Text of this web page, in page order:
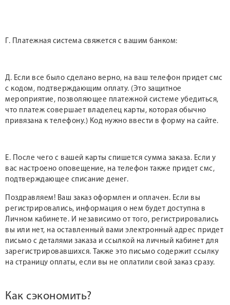
Г. Платежная система свяжется с вашим банком:
Д. Если все было сделано верно, на ваш телефон придет смс
с кодом, подтверждающим оплату. (Это защитное
мероприятие, позволяющее платежной системе убедиться,
что платеж совершает владелец карты, которая обычно
привязана к телефону.) Код нужно ввести в форму на сайте.
Е. После чего с вашей карты спишется сумма заказа. Если у
вас настроено оповещение, на телефон также придет смс,
подтверждающее списание денег.
Поздравляем! Ваш заказ оформлен и оплачен. Если вы
регистрировались, информация о нем будет доступна в
Личном кабинете. И независимо от того, регистрировались
вы или нет, на оставленный вами электронный адрес придет
письмо с деталями заказа и ссылкой на личный кабинет для
зарегистрировавшихся. Также это письмо содержит ссылку
на страницу оплаты, если вы не оплатили свой заказ сразу.
Как сэкономить?